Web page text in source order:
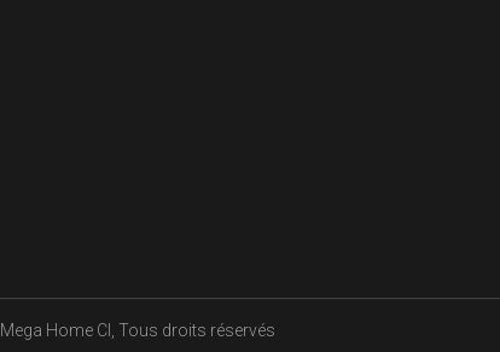
Mega Home CI , Tous droits réservés